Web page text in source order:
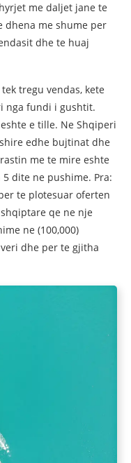
me daljet jane te
dhena me shume per
dhe te huaj
tregu vendas, kete
nga fundi i gushtit.
e tille. Ne Shqiperi
edhe bujtinat dhe
me te mire eshte
dite ne pushime. Pra:
te plotesuar oferten
qe ne nje
ne (100,000)
dhe per te gjitha